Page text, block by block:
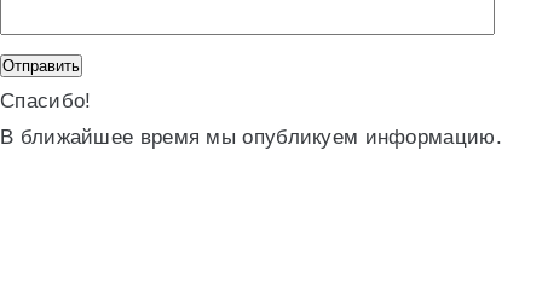
Спасибо!
В ближайшее время мы опубликуем информацию.